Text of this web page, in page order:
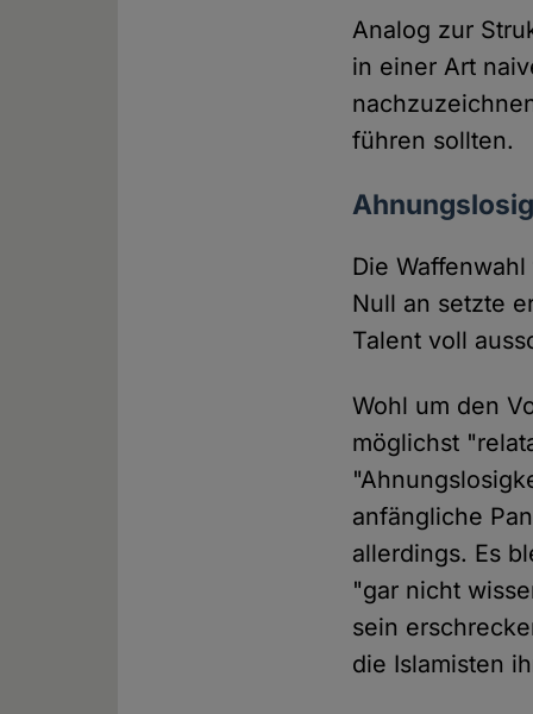
Analog zur
in einer Art
führen sollten.
Die
Null an setzte
Talent voll
Wohl um den
möglichst
anfängliche
allerdings. Es
"gar nicht
sein
die Islamisten